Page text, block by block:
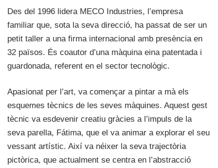
Des del 1996 lidera MECO Industries, l’empresa
familiar que, sota la seva direcció, ha passat de ser un
petit taller a una firma internacional amb presència en
32 països. És coautor d’una màquina eina patentada i
guardonada, referent en el sector tecnològic.
Apasionat per l’art, va començar a pintar a mà els
esquemes tècnics de les seves màquines. Aquest gest
tècnic va esdevenir creatiu gràcies a l’impuls de la
seva parella, Fátima, que el va animar a explorar el seu
vessant artístic. Així va néixer la seva trajectòria
pictòrica, que actualment se centra en l’abstracció